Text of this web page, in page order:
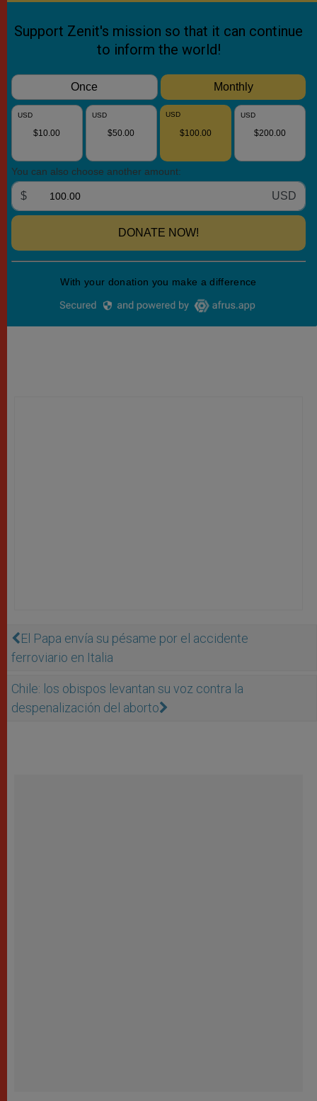
El Papa envía su pésame por el accidente
ferroviario en Italia
Chile: los obispos levantan su voz contra la
despenalización del aborto